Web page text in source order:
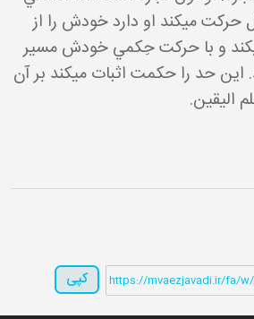
مي کند او دارد خودش را از
کند و با حرکت حِکمي خودش مسير
اين حد را حکمت اثبات مي کند بر آن
اليقين.
کپی